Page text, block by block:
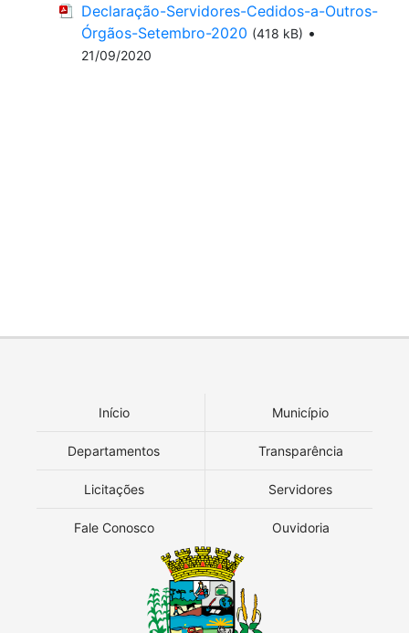
Declaração-Servidores-Cedidos-a-Outros-
Órgãos-Setembro-2020 (418 kB) •
21/09/2020
Início Município
Departamentos Transparência
Licitações Servidores
Fale Conosco Ouvidoria